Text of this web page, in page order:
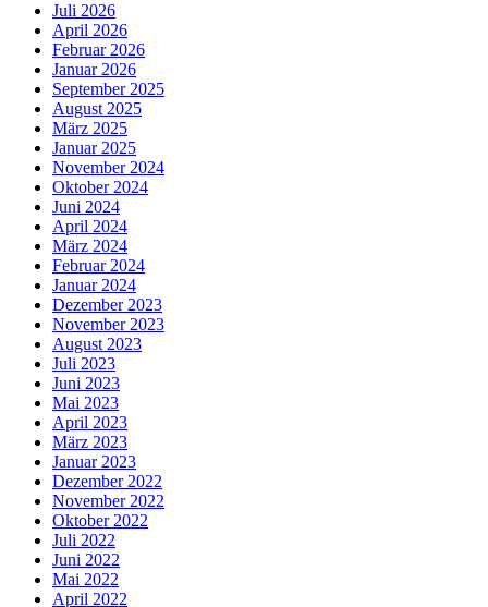
Juli 2026
April 2026
Februar 2026
Januar 2026
September 2025
August 2025
März 2025
Januar 2025
November 2024
Oktober 2024
Juni 2024
April 2024
März 2024
Februar 2024
Januar 2024
Dezember 2023
November 2023
August 2023
Juli 2023
Juni 2023
Mai 2023
April 2023
März 2023
Januar 2023
Dezember 2022
November 2022
Oktober 2022
Juli 2022
Juni 2022
Mai 2022
April 2022